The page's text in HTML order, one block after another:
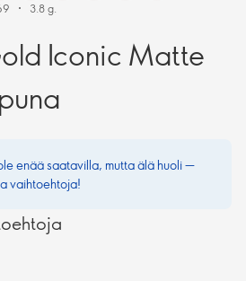
Iconic Matte
3.8 g.
enää saatavilla, mutta älä huoli —
vaihtoehtoja!